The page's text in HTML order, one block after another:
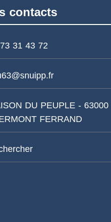
contacts
31 43 72
DU PEUPLE - 63000
FERRAND